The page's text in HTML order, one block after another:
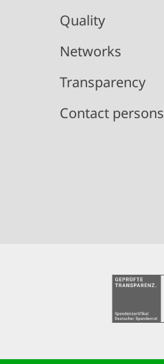
Quality
Networks
Transparency
Contact persons